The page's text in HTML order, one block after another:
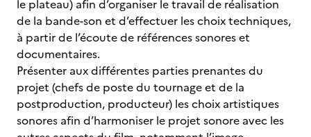
le plateau) afin d’organiser le travail de réalisation
de la bande-son et d’effectuer les choix techniques,
à partir de l’écoute de références sonores et
documentaires.
Présenter aux différentes parties prenantes du
projet (chefs de poste du tournage et de la
postproduction, producteur) les choix artistiques
sonores afin d’harmoniser le projet sonore avec les